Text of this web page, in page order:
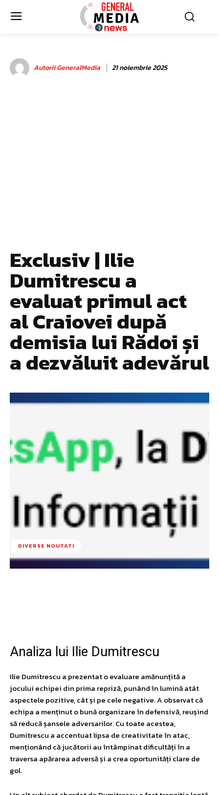
Autorii GeneralMedia 21 noiembrie 2025
Exclusiv | Ilie
Dumitrescu a
evaluat primul act
al Craiovei după
demisia lui Rădoi și
a dezvăluit adevărul
DIVERSE NOUTATI
Analiza lui Ilie Dumitrescu
Ilie Dumitrescu a prezentat o evaluare amănunțită a
jocului echipei din prima repriză, punând în lumină atât
aspectele pozitive, cât și pe cele negative. A observat că
echipa a menținut o bună organizare în defensivă, reușind
să reducă șansele adversarilor. Cu toate acestea,
Dumitrescu a accentuat lipsa de creativitate în atac,
menționând că jucătorii au întâmpinat dificultăți în a
traversa apărarea adversă și a crea oportunități clare de
gol.